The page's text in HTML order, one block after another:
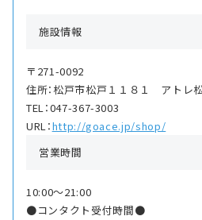
施設情報
〒271-0092
住所：松戸市松戸１１８１ アトレ
TEL：047-367-3003
URL：http://goace.jp/shop/
営業時間
10:00〜21:00
●コンタクト受付時間●